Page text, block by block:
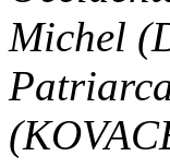
Michel (
(